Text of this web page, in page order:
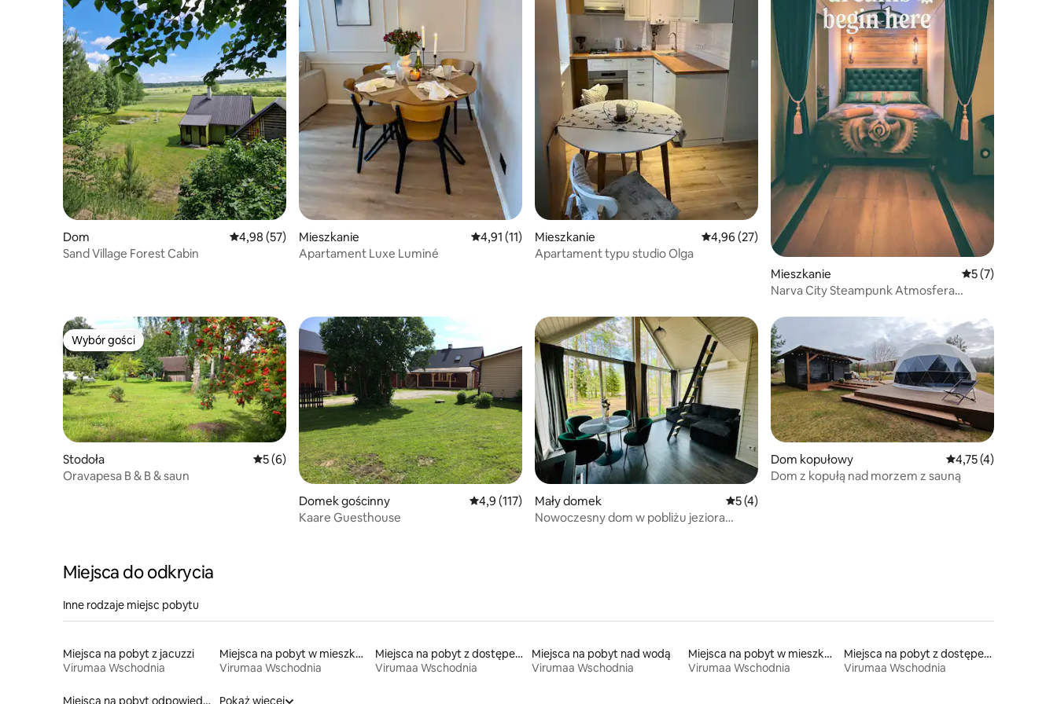
Dom Średnia ocena: 4,98 na 5, liczba recenzji: 57
4,98 (57)
Sand Village Forest Cabin
Mieszkanie Średnia ocena: 4,91 na 5, liczba recenzji: 11
4,91 (11)
Apartament Luxe Luminé
Mieszkanie Średnia ocena: 4,96 na 5, liczba recenzji: 27
4,96 (27)
Apartament typu studio Olga
Mieszkanie Średnia ocena: 5
5 (7)
Narva City Steampunk Atmosfera
Wybór gości
Wybór gości
Stodoła Średnia ocena: 5 na 5, liczba recenzji: 6
5 (6)
Oravapesa B & B & saun
Domek gościnny
Średnia ocena: 4,9 na 5, liczba recenzji: 117
4,9 (117)
Kaare Guesthouse
Mały domek Średnia ocena: 5 na 5, liczba recenzji: 4
5 (4)
Nowoczesny dom w pobliżu jeziora
Dom kopułowy Średnia ocena: 4,75
4,75 (4)
Dom z kopułą nad morzem z sauną
Miejsca do odkrycia
Inne rodzaje miejsc pobytu
Miejsca na pobyt z jacuzzi
Virumaa Wschodnia
Miejsca na pobyt w mieszkaniach
Virumaa Wschodnia
Miejsca na pobyt z dostępem do jeziora
Virumaa Wschodnia
Miejsca na pobyt nad wodą
Virumaa Wschodnia
Miejsca na pobyt w mieszkaniach typu condo
Virumaa Wschodnia
Miejsca na pobyt z dostępem do plaży
Virumaa Wschodnia
Miejsca na pobyt odpowiednie dla rodzin Pokaż więcej